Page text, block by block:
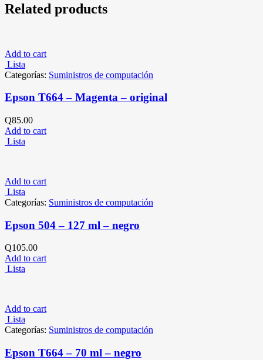
Related products
Add to cart
Lista
Categorías: Suministros de computación
Epson T664 – Magenta – original
Q85.00
Add to cart
Lista
Add to cart
Lista
Categorías: Suministros de computación
Epson 504 – 127 ml – negro
Q105.00
Add to cart
Lista
Add to cart
Lista
Categorías: Suministros de computación
Epson T664 – 70 ml – negro